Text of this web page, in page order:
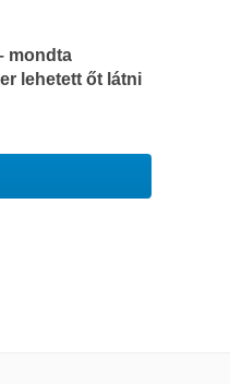
mondta
lehetett őt látni